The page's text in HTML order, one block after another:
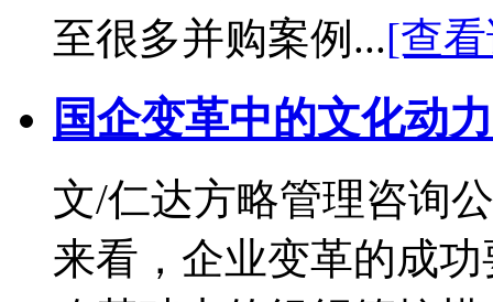
至很多并购案例...[查
国企变革中的文化动力
文/仁达方略管理咨询
来看，企业变革的成